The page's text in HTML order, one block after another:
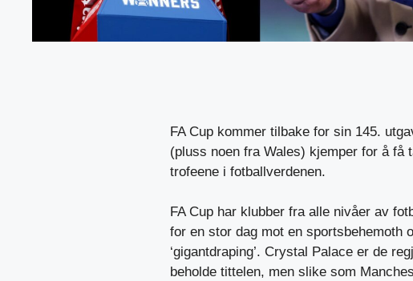
FA Cup kommer tilbake for sin 145.
(pluss noen fra Wales) kjemper for å
trofeene i fotballverdenen.
FA Cup har klubber fra alle nivåer av
for en stor dag mot en sportsbehemoth
‘gigantdraping’. Crystal Palace er de
beholde tittelen, men slike som